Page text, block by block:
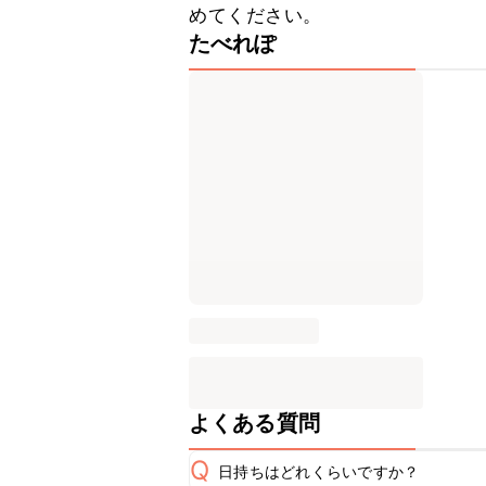
めてください。
たべれぽ
よくある質問
Q 日持ちはどれくらいですか？